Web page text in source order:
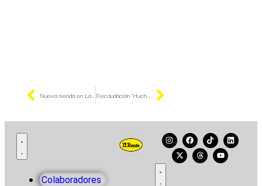
Nueva tienda en La Torre Outlet Recaudación ‘Huchas Solidarias’ AFADACER
Colaboradores